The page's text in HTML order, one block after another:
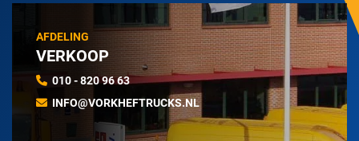
AFDELING
VERKOOP
010 - 820 96 63
INFO@VORKHEFTRUCKS.NL